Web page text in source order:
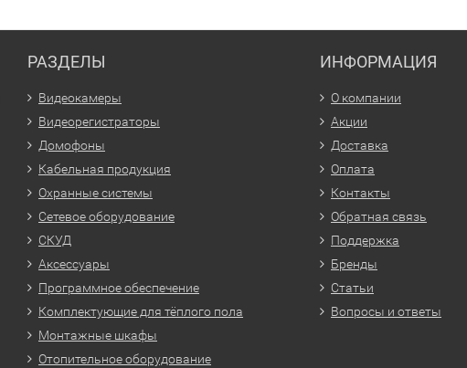
РАЗДЕЛЫ
Видеокамеры
Видеорегистраторы
Домофоны
Кабельная продукция
Охранные системы
Сетевое оборудование
СКУД
Аксессуары
Программное обеспечение
Комплектующие для тёплого пола
Монтажные шкафы
Отопительное оборудование
ИНФОРМАЦИЯ
О компании
Акции
Доставка
Оплата
Контакты
Обратная связь
Поддержка
Бренды
Статьи
Вопросы и ответы